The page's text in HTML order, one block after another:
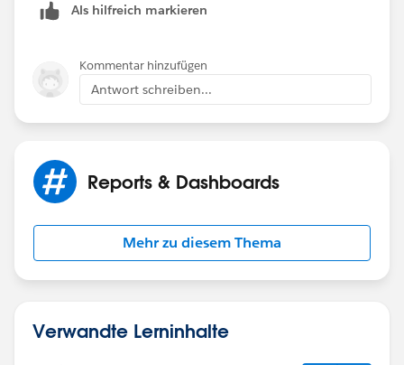
Als hilfreich markieren
Kommentar hinzufügen
Antwort schreiben...
Reports & Dashboards
Mehr zu diesem Thema
Verwandte Lerninhalte